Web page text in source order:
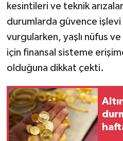
kesintileri ve teknik
durumlarda güvence
vurgularken, yaşlı nüfus
için finansal sisteme
olduğuna dikkat çekti.